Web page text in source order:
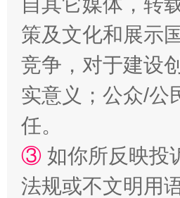
漫山遍野的桃花与雪山、麦地、
策及文化和展示
竞争，对于建设
实意义；公众/公
任。
③ 如你所反映投
法规或不文明用